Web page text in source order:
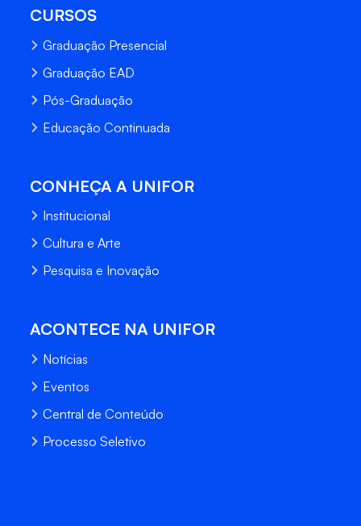
CURSOS
Graduação Presencial
Graduação EAD
Pós-Graduação
Educação Continuada
CONHEÇA A UNIFOR
Institucional
Cultura e Arte
Pesquisa e Inovação
ACONTECE NA UNIFOR
Notícias
Eventos
Central de Conteúdo
Processo Seletivo